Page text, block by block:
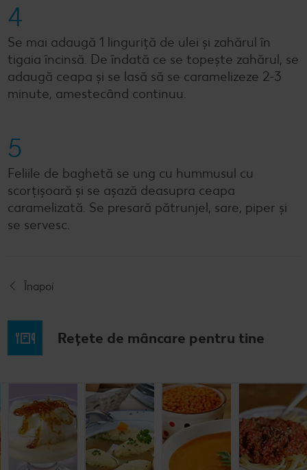
4
Se mai adaugă 1 linguriță de ulei și zahărul în
tigaia încinsă. De îndată ce se topește zahărul, se
adaugă ceapa și se lasă să se caramelizeze 2-3
minute, amestecând continuu.
5
Feliile de baghetă se ung cu hummusul cu
scorțișoară și se așază deasupra ceapa
caramelizată. Se presară pătrunjel, sare, piper și
se servesc.
Înapoi
Rețete de mâncare pentru tine
Musaca de
cartofi cu
cașcaval
Cel mult 60 minute
Lapte de
pasăre
Cel mult 60 minute
Rafinat
Supă
tradițională
cu găluşte
Supă cremă de
linte
Cel mult 60 minute
Simplu